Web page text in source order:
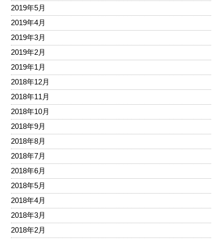
2019年5月
2019年4月
2019年3月
2019年2月
2019年1月
2018年12月
2018年11月
2018年10月
2018年9月
2018年8月
2018年7月
2018年6月
2018年5月
2018年4月
2018年3月
2018年2月